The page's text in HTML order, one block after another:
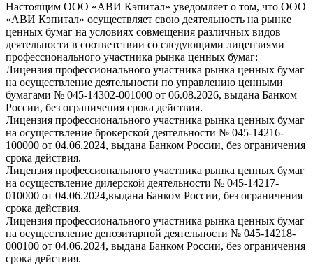
Настоящим ООО «АВИ Кэпитал» уведомляет о том, что ООО
«АВИ Кэпитал» осуществляет свою деятельность на рынке
ценных бумаг на условиях совмещения различных видов
деятельности в соответствии со следующими лицензиями
профессионального участника рынка ценных бумаг:
Лицензия профессионального участника рынка ценных бумаг
на осуществление деятельности по управлению ценными
бумагами № 045-14302-001000 от 06.08.2026, выдана Банком
России, без ограничения срока действия.
Лицензия профессионального участника рынка ценных бумаг
на осуществление брокерской деятельности № 045-14216-
100000 от 04.06.2024, выдана Банком России, без ограничения
срока действия.
Лицензия профессионального участника рынка ценных бумаг
на осуществление дилерской деятельности № 045-14217-
010000 от 04.06.2024,выдана Банком России, без ограничения
срока действия.
Лицензия профессионального участника рынка ценных бумаг
на осуществление депозитарной деятельности № 045-14218-
000100 от 04.06.2024, выдана Банком России, без ограничения
срока действия.